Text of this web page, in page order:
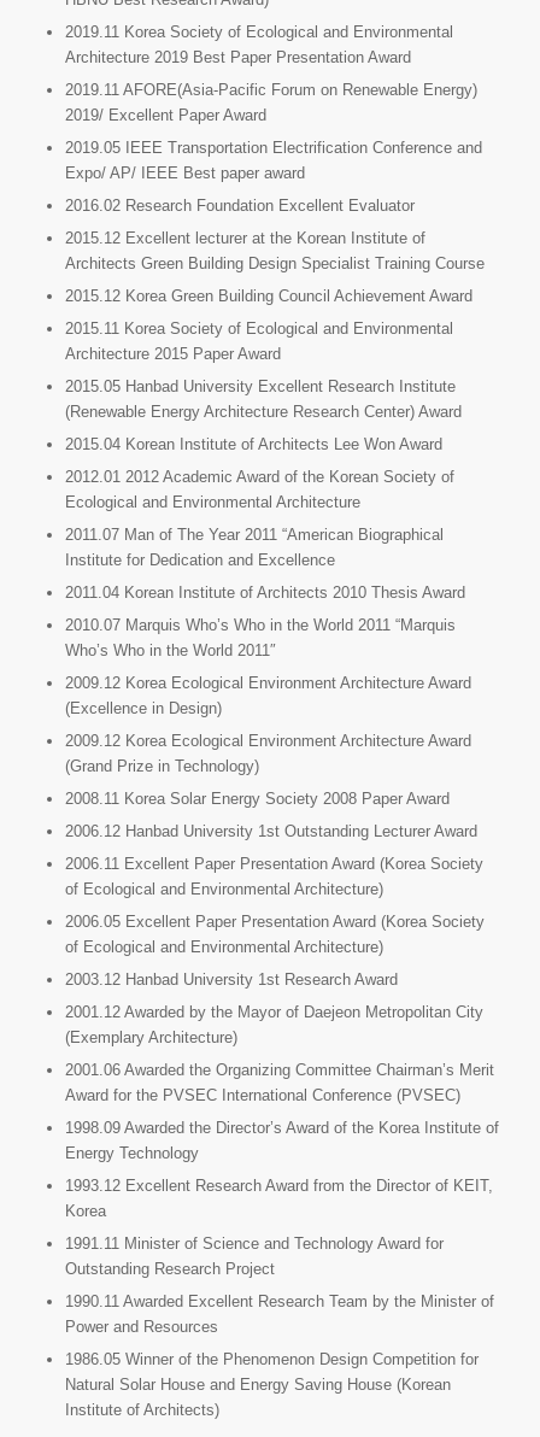
2019.11 Korea Society of Ecological and Environmental
Architecture 2019 Best Paper Presentation Award
2019.11 AFORE(Asia-Pacific Forum on Renewable Energy)
2019/ Excellent Paper Award
2019.05 IEEE Transportation Electrification Conference and
Expo/ AP/ IEEE Best paper award
2016.02 Research Foundation Excellent Evaluator
2015.12 Excellent lecturer at the Korean Institute of
Architects Green Building Design Specialist Training Course
2015.12 Korea Green Building Council Achievement Award
2015.11 Korea Society of Ecological and Environmental
Architecture 2015 Paper Award
2015.05 Hanbad University Excellent Research Institute
(Renewable Energy Architecture Research Center) Award
2015.04 Korean Institute of Architects Lee Won Award
2012.01 2012 Academic Award of the Korean Society of
Ecological and Environmental Architecture
2011.07 Man of The Year 2011 “American Biographical
Institute for Dedication and Excellence
2011.04 Korean Institute of Architects 2010 Thesis Award
2010.07 Marquis Who’s Who in the World 2011 “Marquis
Who’s Who in the World 2011″
2009.12 Korea Ecological Environment Architecture Award
(Excellence in Design)
2009.12 Korea Ecological Environment Architecture Award
(Grand Prize in Technology)
2008.11 Korea Solar Energy Society 2008 Paper Award
2006.12 Hanbad University 1st Outstanding Lecturer Award
2006.11 Excellent Paper Presentation Award (Korea Society
of Ecological and Environmental Architecture)
2006.05 Excellent Paper Presentation Award (Korea Society
of Ecological and Environmental Architecture)
2003.12 Hanbad University 1st Research Award
2001.12 Awarded by the Mayor of Daejeon Metropolitan City
(Exemplary Architecture)
2001.06 Awarded the Organizing Committee Chairman’s Merit
Award for the PVSEC International Conference (PVSEC)
1998.09 Awarded the Director’s Award of the Korea Institute of
Energy Technology
1993.12 Excellent Research Award from the Director of KEIT,
Korea
1991.11 Minister of Science and Technology Award for
Outstanding Research Project
1990.11 Awarded Excellent Research Team by the Minister of
Power and Resources
1986.05 Winner of the Phenomenon Design Competition for
Natural Solar House and Energy Saving House (Korean
Institute of Architects)